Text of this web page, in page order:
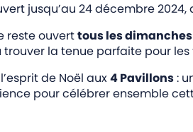
jusqu’au 24 décembre
reste ouverttous les
la tenue parfaite pour les
de Noël aux4 Pavillons:
pour célébrer ensemble